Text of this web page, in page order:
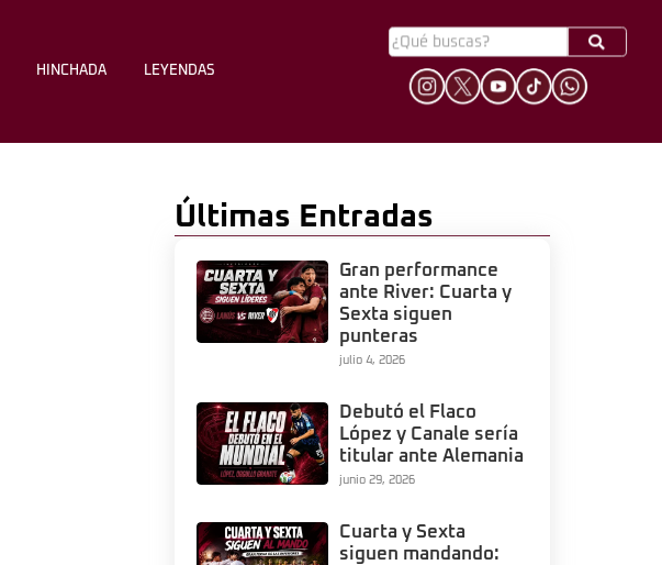
CLUB STAFF HINCHADA
HINCHADA LEYENDAS
Últimas Entradas
Gran performance
ante River: Cuarta y
Sexta siguen
punteras
julio 4, 2026
Debutó el Flaco
López y Canale sería
titular ante Alemania
junio 29, 2026
Cuarta y Sexta
siguen mandando: